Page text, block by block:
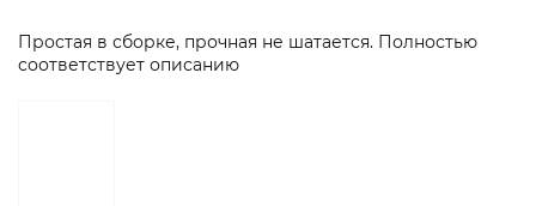
Простая в сборке, прочная не шатается. Полностью
соответствует описанию